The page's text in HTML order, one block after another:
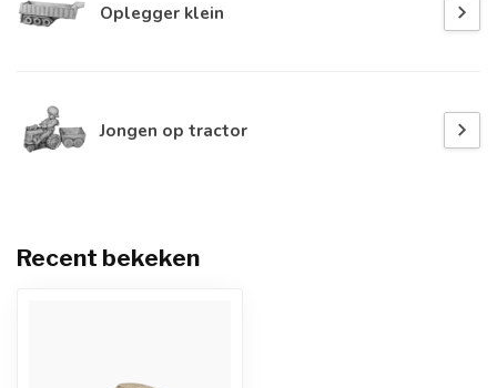
Oplegger klein
Jongen op tractor
Recent bekeken